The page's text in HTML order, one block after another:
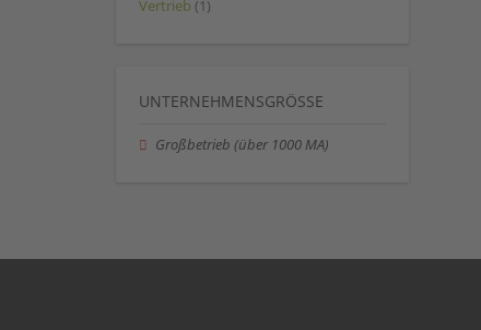
Vertrieb (1)
UNTERNEHMENSGRÖSSE
Großbetrieb (über 1000 MA)